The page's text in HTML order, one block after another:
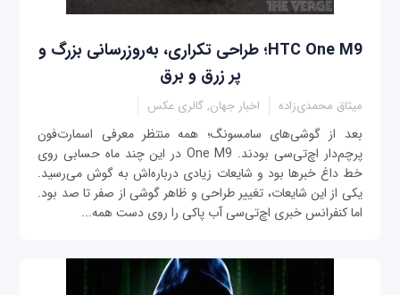
HTC One M9؛ طراحی تکراری، به‌روزرسانی بزرگ و
پر زرق و برق
میثاق محمدی‌زاده اخبار جهان, گالری عکس
بعد از گوشی‌های سامسونگ؛ همه منتظر معرفی اسمارت‌فون
پرچم‌دار اچ‌تی‌سی بودند. One M9 در این چند ماه حسابی روی
خط داغ خبرها بود و شایعات زیادی درباره‌اش به گوش می‌رسید.
یکی از این شایعات، تغییر طراحی و ظاهر گوشی از صفر تا صد بود.
اما کنفرانس خبری اچ‌تی‌سی آب پاکی را روی دست همه...